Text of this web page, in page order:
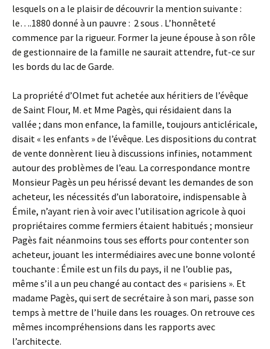
lesquels on a le plaisir de découvrir la mention suivante :
le….1880 donné à un pauvre : 2 sous . L’honnêteté
commence par la rigueur. Former la jeune épouse à son rôle
de gestionnaire de la famille ne saurait attendre, fut-ce sur
les bords du lac de Garde.
La propriété d’Olmet fut achetée aux héritiers de l’évêque
de Saint Flour, M. et Mme Pagès, qui résidaient dans la
vallée ; dans mon enfance, la famille, toujours anticléricale,
disait « les enfants » de l’évêque. Les dispositions du contrat
de vente donnèrent lieu à discussions infinies, notamment
autour des problèmes de l’eau. La correspondance montre
Monsieur Pagès un peu hérissé devant les demandes de son
acheteur, les nécessités d’un laboratoire, indispensable à
Émile, n’ayant rien à voir avec l’utilisation agricole à quoi
propriétaires comme fermiers étaient habitués ; monsieur
Pagès fait néanmoins tous ses efforts pour contenter son
acheteur, jouant les intermédiaires avec une bonne volonté
touchante : Émile est un fils du pays, il ne l’oublie pas,
même s’il a un peu changé au contact des « parisiens ». Et
madame Pagès, qui sert de secrétaire à son mari, passe son
temps à mettre de l’huile dans les rouages. On retrouve ces
mêmes incompréhensions dans les rapports avec
l’architecte.